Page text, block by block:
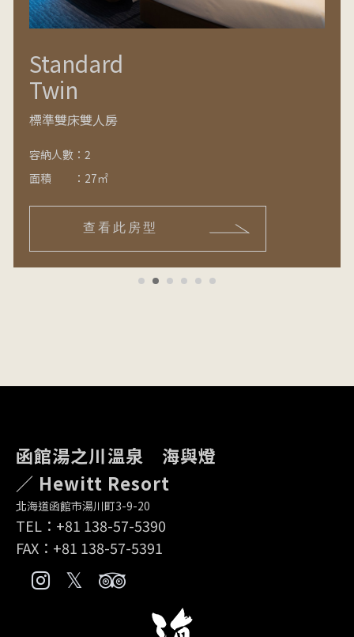
Standard
Twin
標準雙床雙人房
容納人數 ：2
面積
： 27㎡
查看此房型
函館湯之川溫泉 海與燈
／ Hewitt Resort
北海道函館市湯川町3-9-20
TEL： +81 138-57-5390
FAX：+81 138-57-5391